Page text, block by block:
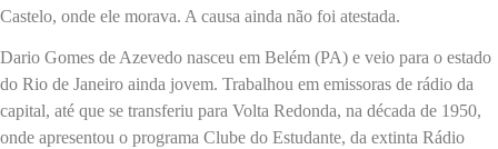
Castelo, onde ele morava. A causa ainda não foi atestada.
Dario Gomes de Azevedo nasceu em Belém (PA) e veio para o estado
do Rio de Janeiro ainda jovem. Trabalhou em emissoras de rádio da
capital, até que se transferiu para Volta Redonda, na década de 1950,
onde apresentou o programa Clube do Estudante, da extinta Rádio